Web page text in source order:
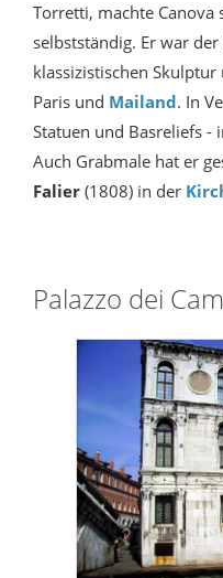
Torretti, machte Canova
selbstständig. Er war
klassizistischen
Paris und Mailand. In
Statuen und Basreliefs -
Auch Grabmale hat er
Falier (1808) in der
Palazzo dei